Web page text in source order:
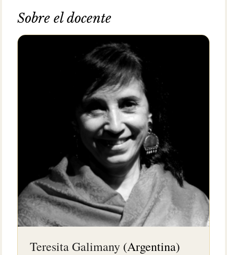
Sobre el docente
Teresita Galimany (Argentina)